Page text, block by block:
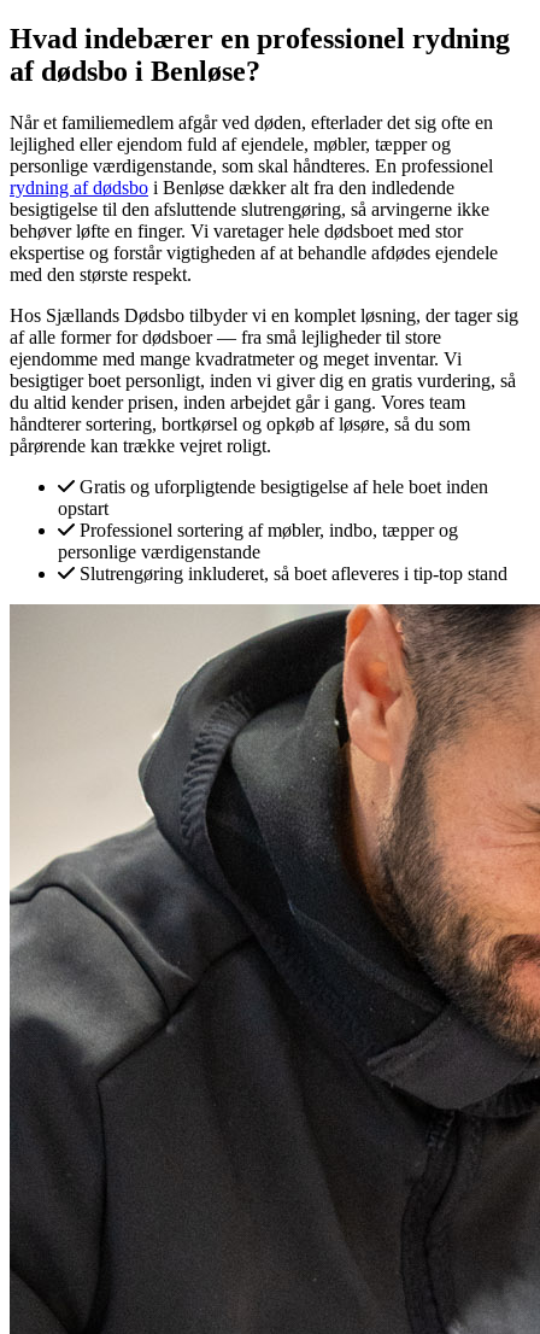
Hvad indebærer en professionel rydning
af dødsbo i Benløse?
Når et familiemedlem afgår ved døden, efterlader det sig ofte en
lejlighed eller ejendom fuld af ejendele, møbler, tæpper og
personlige værdigenstande, som skal håndteres. En professionel
rydning af dødsbo i Benløse dækker alt fra den indledende
besigtigelse til den afsluttende slutrengøring, så arvingerne ikke
behøver løfte en finger. Vi varetager hele dødsboet med stor
ekspertise og forstår vigtigheden af at behandle afdødes ejendele
med den største respekt.
Hos Sjællands Dødsbo tilbyder vi en komplet løsning, der tager sig
af alle former for dødsboer — fra små lejligheder til store
ejendomme med mange kvadratmeter og meget inventar. Vi
besigtiger boet personligt, inden vi giver dig en gratis vurdering, så
du altid kender prisen, inden arbejdet går i gang. Vores team
håndterer sortering, bortkørsel og opkøb af løsøre, så du som
pårørende kan trække vejret roligt.
Gratis og uforpligtende besigtigelse af hele boet inden
opstart
Professionel sortering af møbler, indbo, tæpper og
personlige værdigenstande
Slutrengøring inkluderet, så boet afleveres i tip-top stand